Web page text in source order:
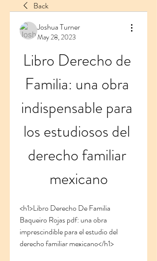
Back
Joshua Turner
May 28, 2023
Libro Derecho de
Familia: una obra
indispensable para
los estudiosos del
derecho familiar
mexicano
<h1>Libro Derecho De Familia
Baqueiro Rojas pdf: una obra
imprescindible para el estudio del
derecho familiar mexicano</h1>